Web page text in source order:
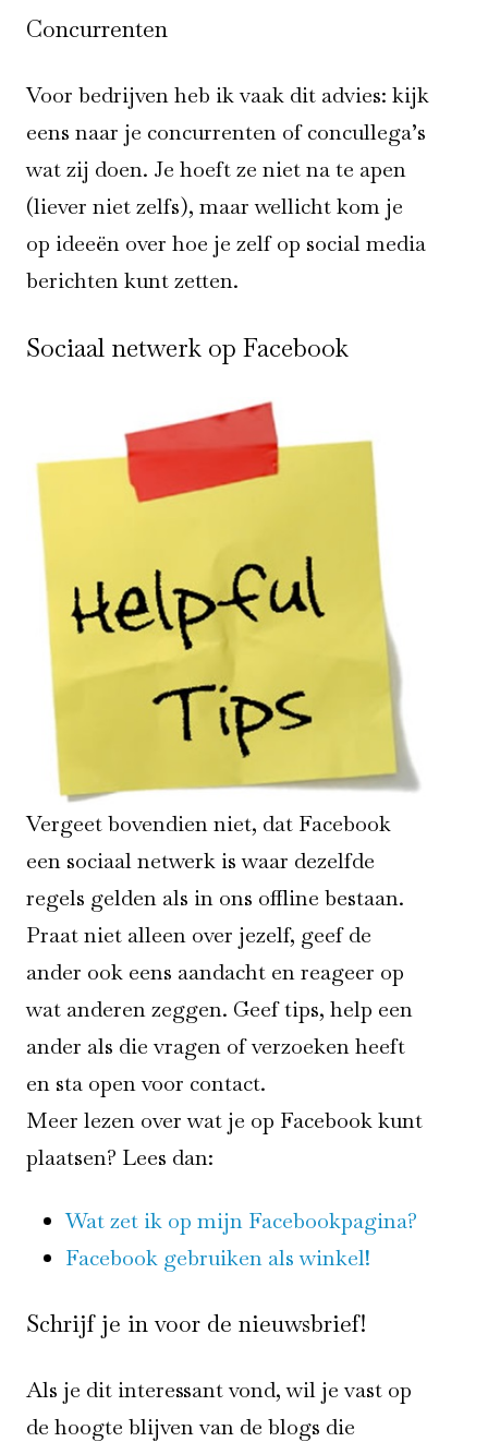
Concurrenten
Voor bedrijven heb ik vaak dit advies: kijk
eens naar je concurrenten of concullega’s
wat zij doen. Je hoeft ze niet na te apen
(liever niet zelfs), maar wellicht kom je
op ideeën over hoe je zelf op social media
berichten kunt zetten.
Sociaal netwerk op Facebook
Vergeet bovendien niet, dat Facebook
een sociaal netwerk is waar dezelfde
regels gelden als in ons offline bestaan.
Praat niet alleen over jezelf, geef de
ander ook eens aandacht en reageer op
wat anderen zeggen. Geef tips, help een
ander als die vragen of verzoeken heeft
en sta open voor contact.
Meer lezen over wat je op Facebook kunt
plaatsen? Lees dan:
Wat zet ik op mijn Facebookpagina?
Facebook gebruiken als winkel!
Schrijf je in voor de nieuwsbrief!
Als je dit interessant vond, wil je vast op
de hoogte blijven van de blogs die